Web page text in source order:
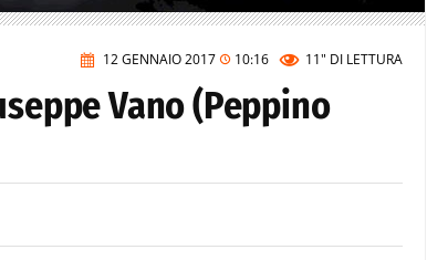
12 GENNAIO 2017 10:16 11" DI LETTURA
Vano (Peppino